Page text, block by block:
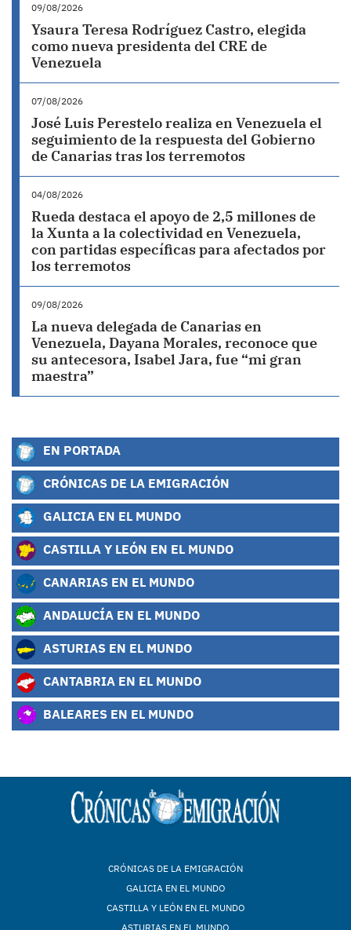
09/08/2026
Ysaura Teresa Rodríguez Castro, elegida
como nueva presidenta del CRE de
Venezuela
07/08/2026
José Luis Perestelo realiza en Venezuela el
seguimiento de la respuesta del Gobierno
de Canarias tras los terremotos
04/08/2026
Rueda destaca el apoyo de 2,5 millones de
la Xunta a la colectividad en Venezuela,
con partidas específicas para afectados por
los terremotos
09/08/2026
La nueva delegada de Canarias en
Venezuela, Dayana Morales, reconoce que
su antecesora, Isabel Jara, fue “mi gran
maestra”
EN PORTADA
CRÓNICAS DE LA EMIGRACIÓN
GALICIA EN EL MUNDO
CASTILLA Y LEÓN EN EL MUNDO
CANARIAS EN EL MUNDO
ANDALUCÍA EN EL MUNDO
ASTURIAS EN EL MUNDO
CANTABRIA EN EL MUNDO
BALEARES EN EL MUNDO
CRÓNICAS DE LA EMIGRACIÓN
GALICIA EN EL MUNDO
CASTILLA Y LEÓN EN EL MUNDO
ASTURIAS EN EL MUNDO